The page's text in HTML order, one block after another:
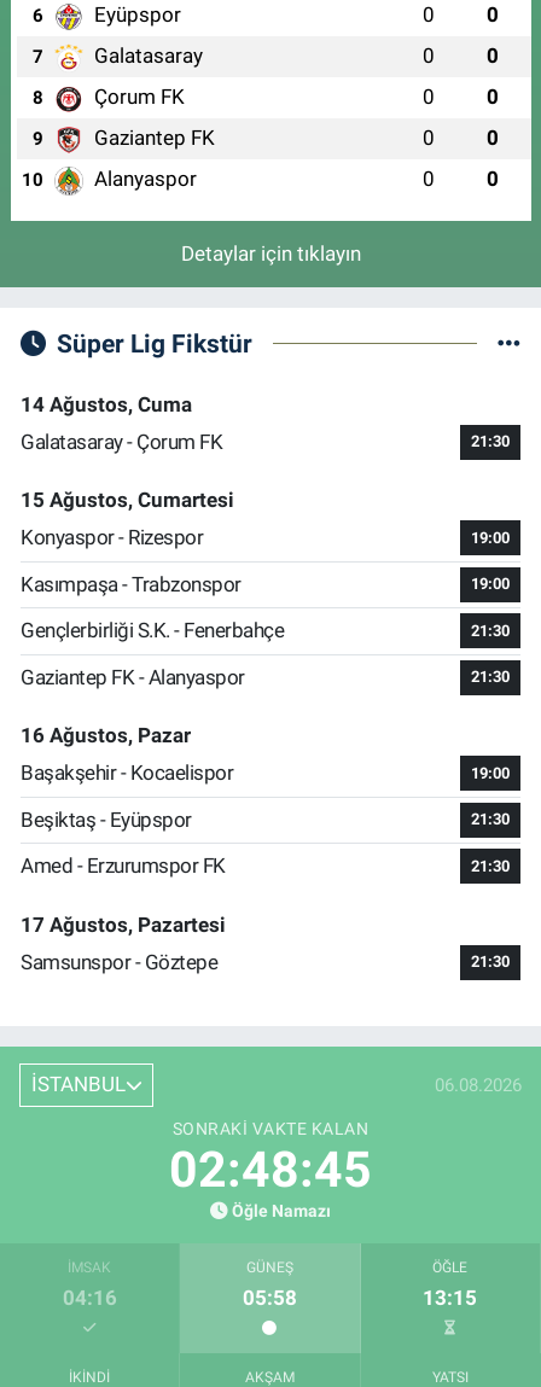
6 Eyüpspor 0 0
7 Galatasaray 0 0
8 Çorum FK 0 0
9 Gaziantep FK 0 0
10 Alanyaspor 0 0
Detaylar için tıklayın
Süper Lig Fikstür
14 Ağustos, Cuma
Galatasaray - Çorum FK
21:30
15 Ağustos, Cumartesi
Konyaspor - Rizespor
19:00
Kasımpaşa - Trabzonspor 19:00
Gençlerbirliği S.K. - Fenerbahçe 21:30
Gaziantep FK - Alanyaspor 21:30
16 Ağustos, Pazar
Başakşehir - Kocaelispor
19:00
Beşiktaş - Eyüpspor 21:30
Amed - Erzurumspor FK 21:30
17 Ağustos, Pazartesi
Samsunspor - Göztepe
21:30
İSTANBUL 06.08.2026
SONRAKI VAKTE KALAN
02:48:44
Öğle Namazı
İMSAK
04:16
GÜNEŞ
05:58
ÖĞLE
13:15
İKINDI AKŞAM YATSI